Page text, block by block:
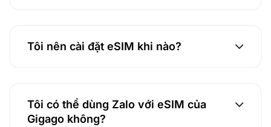
Tôi nên cài đặt eSIM khi nào?
Tôi có thể dùng Zalo với eSIM của
Gigago không?